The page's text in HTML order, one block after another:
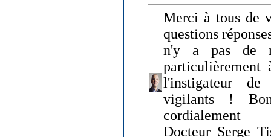
Merci à tous de
questions
n'y a pas de
l'instigateur de
vigilants !
cordialement
Docteur Serge